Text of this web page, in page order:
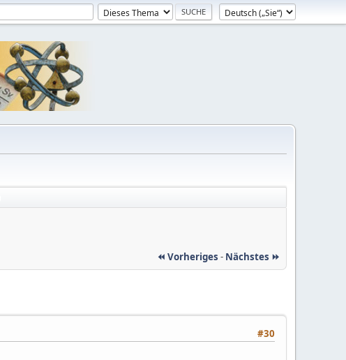
⏪ Vorheriges - Nächstes ⏩
#30